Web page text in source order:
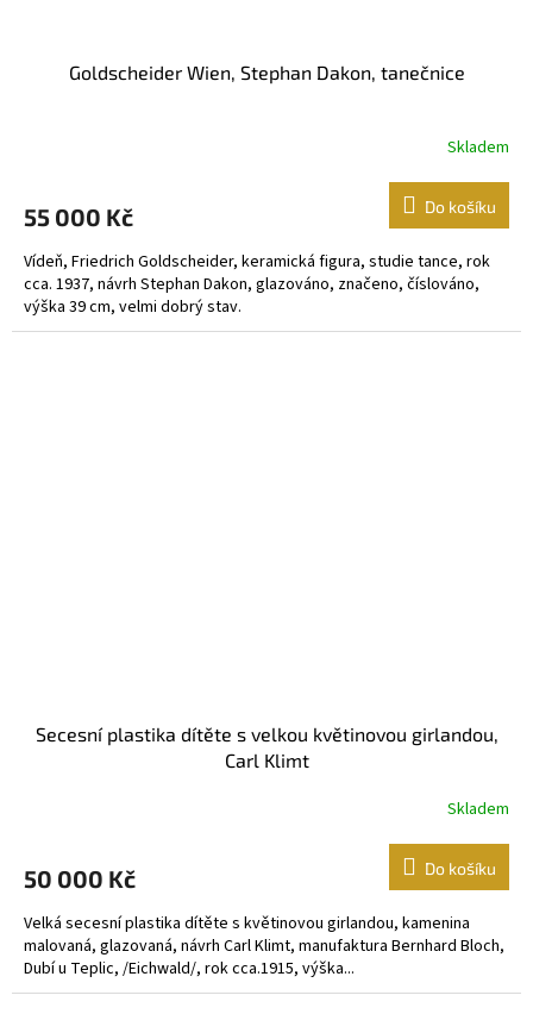
Goldscheider Wien, Stephan Dakon, tanečnice
Skladem
55 000 Kč Do košíku
Vídeň, Friedrich Goldscheider, keramická figura, studie tance, rok
cca. 1937, návrh Stephan Dakon, glazováno, značeno, číslováno,
výška 39 cm, velmi dobrý stav.
Secesní plastika dítěte s velkou květinovou girlandou,
Carl Klimt
Skladem
50 000 Kč Do košíku
Velká secesní plastika dítěte s květinovou girlandou, kamenina
malovaná, glazovaná, návrh Carl Klimt, manufaktura Bernhard Bloch,
Dubí u Teplic, /Eichwald/, rok cca.1915, výška...